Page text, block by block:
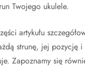
Twojego ukulele.
artykułu
strunę, jej pozycję i
Zapoznamy się